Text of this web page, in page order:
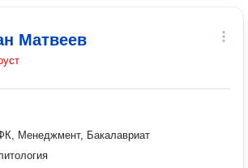
Матвеев
Менеджмент, Бакалавриат